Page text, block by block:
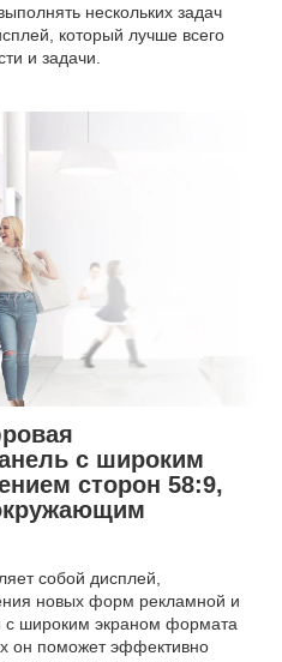
нескольких задач
который лучше всего
и задачи.
с широким
сторон 58:9,
собой дисплей,
новых форм рекламной и
с широким экраном формата
он поможет эффективно